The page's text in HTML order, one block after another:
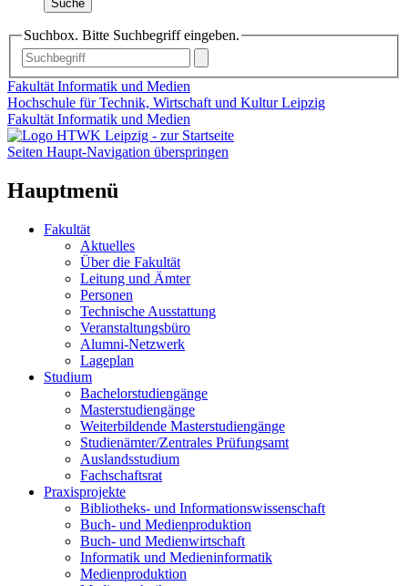
Suche
Suchbox. Bitte Suchbegriff eingeben.
Fakultät Informatik und Medien
Hochschule für Technik, Wirtschaft und Kultur Leipzig
Fakultät Informatik und Medien
Seiten Haupt-Navigation überspringen
Hauptmenü
Fakultät
Aktuelles
Über die Fakultät
Leitung und Ämter
Personen
Technische Ausstattung
Veranstaltungsbüro
Alumni-Netzwerk
Lageplan
Studium
Bachelorstudiengänge
Masterstudiengänge
Weiterbildende Masterstudiengänge
Studienämter/Zentrales Prüfungsamt
Auslandsstudium
Fachschaftsrat
Praxisprojekte
Bibliotheks- und Informationswissenschaft
Buch- und Medienproduktion
Buch- und Medienwirtschaft
Informatik und Medieninformatik
Medienproduktion